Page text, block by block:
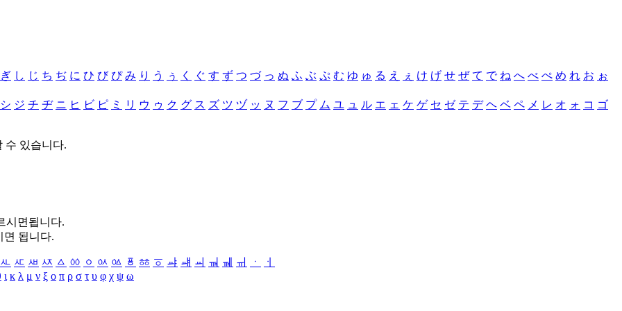
ぎ し じ ち ぢ に ひ び ぴ み り う ぅ く ぐ す ず つ づ っ ぬ ふ ぶ ぷ む ゆ ゅ る え ぇ け げ せ ぜ て で ね へ べ ぺ め れ お ぉ
シ ジ チ ヂ ニ ヒ ビ ピ ミ リ ウ ゥ ク グ ス ズ ツ ヅ ッ ヌ フ ブ プ ム ユ ュ ル エ ェ ケ ゲ セ ゼ テ デ ヘ ベ ペ メ レ オ ォ コ ゴ
수 있습니다.
시면됩니다.
면 됩니다.
ㅻ ㅼ ㅽ ㅾ ㅿ ㆀ ㆁ ㆂ ㆃ ㆄ ㆅ ㆆ ㆇ ㆈ ㆉ ㆊ ㆋ ㆌ ㆍ
ㆎ
ι κ λ μ ν ξ ο π ρ σ τ υ φ χ ψ ω